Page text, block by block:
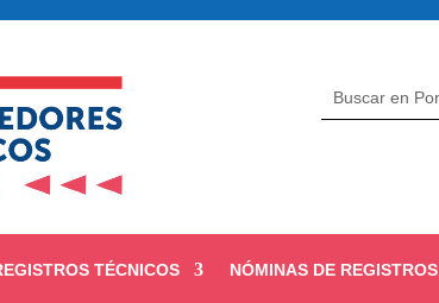
TÉCNICOS NÓMINAS DE REGISTROS